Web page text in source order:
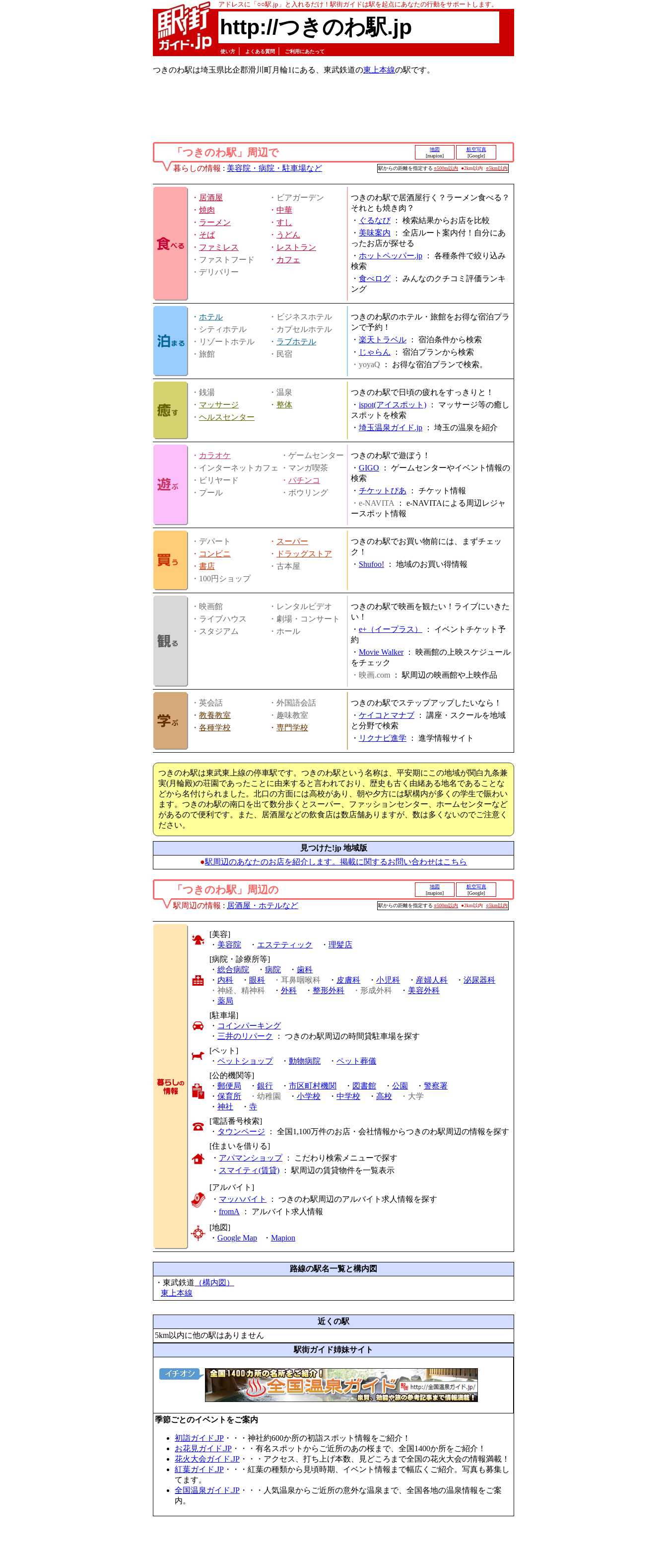
アドレスに「○○駅.jp」と入れるだけ！駅街ガイドは駅を起点にあなたの行動をサポートします。
http://つきのわ駅.jp
使い方 よくある質問 ご利用にあたって
つきのわ駅は埼玉県比企郡滑川町月輪1にある、東武鉄道の東上本線の駅です。
「つきのわ駅」周辺で
地図
[mapion]
航空写真
[Google]
暮らしの情報 : 美容院・病院・駐車場など 駅からの距離を指定する ○500m以内 ●2km以内 ○5km以内
・ 居酒屋
・ビアガーデン
・ 焼肉 ・ 中華
・ ラーメン ・ すし
・ そば ・ うどん
・ ファミレス ・ レストラン
・ファストフード
・ カフェ
・デリバリー
つきのわ駅で居酒屋行く？ラーメン食べる？
それとも焼き肉？
・ ぐるなび： 検索結果からお店を比較
・ 美味案内 ： 全店ルート案内付！自分にあ
ったお店が探せる
・ ホットペッパー.jp ： 各種条件で絞り込み
検索
・ 食べログ ： みんなのクチコミ評価ランキ
ング
・ ホテル
・ビジネスホテル
・シティホテル
・カプセルホテル
・リゾートホテル
・ ラブホテル
・旅館
・民宿
つきのわ駅のホテル・旅館をお得な宿泊プラ
ンで予約！
・ 楽天トラベル ： 宿泊条件から検索
・ じゃらん ： 宿泊プランから検索
・yoyaQ ： お得な宿泊プランで検索。
・銭湯
・温泉
・ マッサージ ・ 整体
・ ヘルスセンター
つきのわ駅で日頃の疲れをすっきりと！
・ ispot(アイスポット) ： マッサージ等の癒し
スポットを検索
・ 埼玉温泉ガイド.jp ： 埼玉の温泉を紹介
・ カラオケ
・ゲームセンター
・インターネットカフェ
・マンガ喫茶
・ビリヤード
・ パチンコ
・プール
・ボウリング
つきのわ駅で遊ぼう！
・ GIGO ： ゲームセンターやイベント情報の
検索
・ チケットぴあ ： チケット情報
・e-NAVITA
： e-NAVITAによる周辺レジャ
ースポット情報
・デパート ・ スーパー
・ コンビニ ・
ドラッグストア
・ 書店
・古本屋
・100円ショップ
つきのわ駅でお買い物前には、まずチェッ
ク！
・ Shufoo! ： 地域のお買い得情報
・映画館
・レンタルビデオ
・ライブハウス
・劇場・コンサート
・スタジアム
・ホール
つきのわ駅で映画を観たい！ライブにいきた
い！
・ e+（イープラス） ： イベントチケット予
約
・ Movie Walker： 映画館の上映スケジュール
をチェック
・映画.com ： 駅周辺の映画館や上映作品
・英会話
・外国語会話
・ 教養教室
・趣味教室
・ 各種学校 ・ 専門学校
つきのわ駅でステップアップしたいなら！
・ ケイコとマナブ ： 講座・スクールを地域
と分野で検索
・ リクナビ進学 ： 進学情報サイト
つきのわ駅は東武東上線の停車駅です。つきのわ駅という名称は、平安期にこの地域が関白九条兼
実(月輪殿)の荘園であったことに由来すると言われており、歴史も古く由緒ある地名であることな
どから名付けられました。北口の方面には高校があり、朝や夕方には駅構内が多くの学生で賑わい
ます。つきのわ駅の南口を出て数分歩くとスーパー、ファッションセンター、ホームセンターなど
があるので便利です。また、居酒屋などの飲食店は数店舗ありますが、数は多くないのでご注意く
ださい。
見つけた!jp 地域版
●駅周辺のあなたのお店を紹介します。掲載に関するお問い合わせはこちら
「つきのわ駅」周辺の
地図
[mapion]
航空写真
[Google]
駅周辺の情報 : 居酒屋・ホテルなど 駅からの距離を指定する ○500m以内 ●2km以内 ○5km以内
[美容]
・ 美容院 ・ エステティック ・ 理髪店
[病院・診療所等]
・ 総合病院 ・ 病院 ・ 歯科
・ 内科 ・ 眼科 ・耳鼻咽喉科 ・ 皮膚科 ・ 小児科 ・ 産婦人科 ・ 泌尿器科
・神経、精神科 ・ 外科 ・ 整形外科 ・形成外科 ・ 美容外科
・ 薬局
[駐車場]
・ コインパーキング
・ 三井のリパーク
： つきのわ駅周辺の時間貸駐車場を探す
[ペット]
・ ペットショップ・ 動物病院 ・ ペット葬儀
[公的機関等]
・ 郵便局 ・ 銀行 ・ 市区町村機関 ・ 図書館 ・ 公園 ・ 警察署
・ 保育所 ・幼稚園 ・ 小学校 ・ 中学校 ・ 高校
・大学
・ 神社 ・ 寺
[電話番号検索]
・ タウンページ ： 全国1,100万件のお店・会社情報からつきのわ駅周辺の情報を探す
[住まいを借りる]
・ アパマンショップ： こだわり検索メニューで探す
・ スマイティ(賃貸) ： 駅周辺の賃貸物件を一覧表示
[アルバイト]
・ マッハバイト
： つきのわ駅周辺のアルバイト求人情報を探す
・ fromA ： アルバイト求人情報
[地図]
・ Google Map ・ Mapion
路線の駅名一覧と構内図
・東武鉄道 （構内図）
東上本線
近くの駅
5km以内に他の駅はありません
駅街ガイド姉妹サイト
季節ごとのイベントをご案内
初詣ガイド.JP ・・・神社約600か所の初詣スポット情報をご紹介！
お花見ガイド.JP ・・・有名スポットからご近所のあの桜まで、全国1400か所をご紹介！
花火大会ガイド.JP ・・・アクセス、打ち上げ本数、見どころまで全国の花火大会の情報満載！
紅葉ガイド.JP ・・・紅葉の種類から見頃時期、イベント情報まで幅広くご紹介。写真も募集し
てます。
全国温泉ガイド.JP ・・・人気温泉からご近所の意外な温泉まで、全国各地の温泉情報をご案
内。